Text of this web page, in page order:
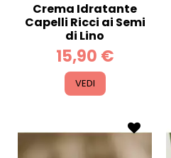
Crema Idratante
Capelli Ricci ai Semi
di Lino
15,90 €
VEDI